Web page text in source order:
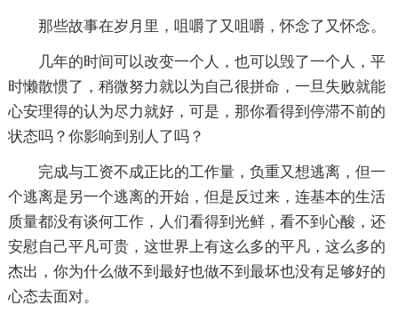
那些故事在岁月里，咀嚼了又咀嚼，怀念了又怀念。
几年的时间可以改变一个人，也可以毁了一个人，平
时懒散惯了，稍微努力就以为自己很拼命，一旦失败就能
心安理得的认为尽力就好，可是，那你看得到停滞不前的
状态吗？你影响到别人了吗？
完成与工资不成正比的工作量，负重又想逃离，但一
个逃离是另一个逃离的开始，但是反过来，连基本的生活
质量都没有谈何工作，人们看得到光鲜，看不到心酸，还
安慰自己平凡可贵，这世界上有这么多的平凡，这么多的
杰出，你为什么做不到最好也做不到最坏也没有足够好的
心态去面对。